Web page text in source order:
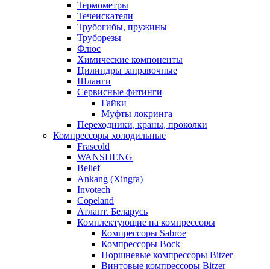
Термометры
Течеискатели
Трубогибы, пружины
Труборезы
Флюс
Химические компоненты
Цилиндры заправочные
Шланги
Сервисные фитинги
Гайки
Муфты локринга
Переходники, краны, проколки
Компрессоры холодильные
Frascold
WANSHENG
Belief
Ankang (Xingfa)
Invotech
Copeland
Атлант. Беларусь
Комплектующие на компрессоры
Компрессоры Sabroe
Компрессоры Bock
Поршневые компрессоры Bitzer
Винтовые компрессоры Bitzer